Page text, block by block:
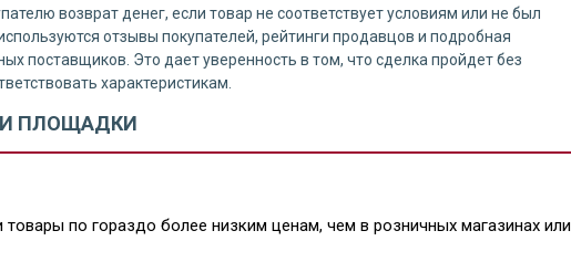
возврат денег, если товар не соответствует условиям или не был
отзывы покупателей, рейтинги продавцов и подробная
поставщиков. Это дает уверенность в том, что сделка пройдет без
характеристикам.
ПЛОЩАДКИ
по гораздо более низким ценам, чем в розничных магазинах или